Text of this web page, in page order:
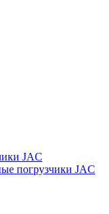
JAC
погрузчики JAC